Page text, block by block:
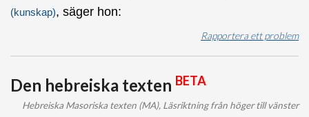
(kunskap), säger hon:
Rapportera ett problem
Den hebreiska texten BETA
Hebreiska Masoriska texten (MA), Läsriktning från höger till vänster